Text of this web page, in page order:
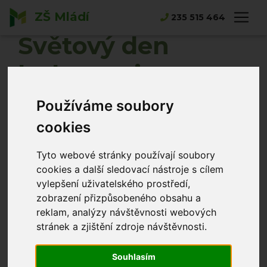
Používáme soubory
cookies
Tyto webové stránky používají soubory
cookies a další sledovací nástroje s cílem
vylepšení uživatelského prostředí,
zobrazení přizpůsobeného obsahu a
reklam, analýzy návštěvnosti webových
stránek a zjištění zdroje návštěvnosti.
Souhlasím
ZŠ Mládí 235 515 464
Hlavní strana Novinky Světový den laskavosti
Světový den
laskavosti
Norbert Tlustý 29.11.2022